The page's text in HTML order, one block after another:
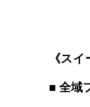
《スイ
■ 全域